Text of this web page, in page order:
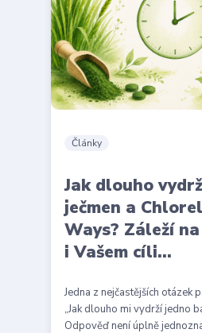
Články
Jak dlouho
ječmen a
Ways? Záleží
i Vašem cíli...
Jedna z nejčastějších otázek
„Jak dlouho mi vydrží jedno
Odpověď není úplně